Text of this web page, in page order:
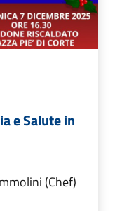
e Salute in
(Chef)